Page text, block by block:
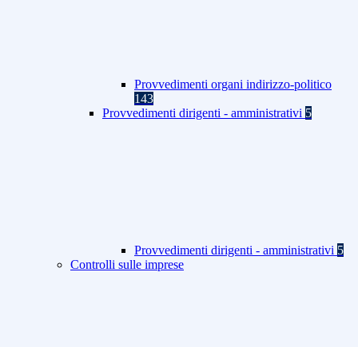
Provvedimenti organi indirizzo-politico
143
Provvedimenti dirigenti - amministrativi 5
Provvedimenti dirigenti - amministrativi 5
Controlli sulle imprese